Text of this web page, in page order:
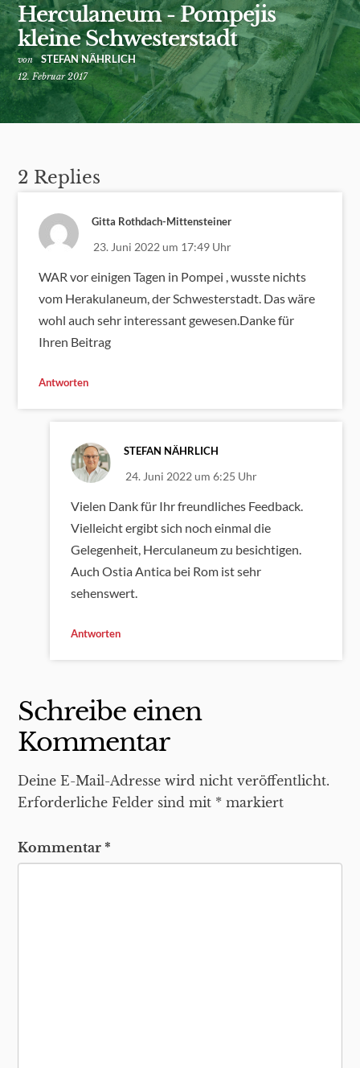
Herculaneum - Pompejis
kleine Schwesterstadt
von STEFAN NÄHRLICH
12. Februar 2017
2 Replies
Gitta Rothdach-Mittensteiner
23. Juni 2022 um 17:49 Uhr
WAR vor einigen Tagen in Pompei , wusste nichts
vom Herakulaneum, der Schwesterstadt. Das wäre
wohl auch sehr interessant gewesen.Danke für
Ihren Beitrag
Antworten
STEFAN NÄHRLICH
24. Juni 2022 um 6:25 Uhr
Vielen Dank für Ihr freundliches Feedback.
Vielleicht ergibt sich noch einmal die
Gelegenheit, Herculaneum zu besichtigen.
Auch Ostia Antica bei Rom ist sehr
sehenswert.
Antworten
Schreibe einen
Kommentar
Deine E-Mail-Adresse wird nicht veröffentlicht.
Erforderliche Felder sind mit * markiert
Kommentar *